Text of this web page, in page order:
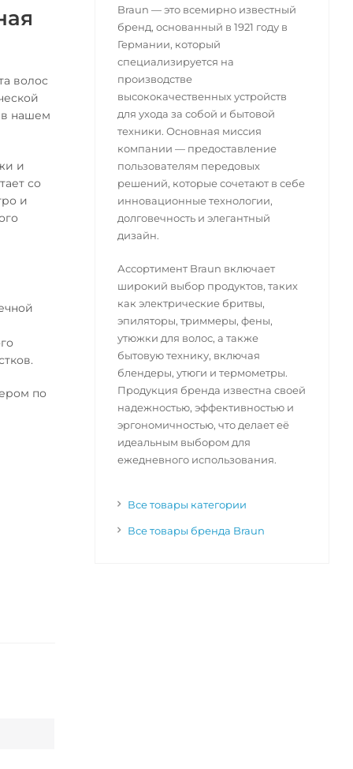
волос
в нашем
и
со
и
по
Braun — это всемирно известный
бренд, основанный в 1921 году в
Германии, который
специализируется на
производстве
высококачественных устройств
для ухода за собой и бытовой
техники. Основная миссия
компании — предоставление
пользователям передовых
решений, которые сочетают в себе
инновационные технологии,
долговечность и элегантный
дизайн.
Ассортимент Braun включает
широкий выбор продуктов, таких
как электрические бритвы,
эпиляторы, триммеры, фены,
утюжки для волос, а также
бытовую технику, включая
блендеры, утюги и термометры.
Продукция бренда известна своей
надежностью, эффективностью и
эргономичностью, что делает её
идеальным выбором для
ежедневного использования.
Все товары категории
Все товары бренда Braun